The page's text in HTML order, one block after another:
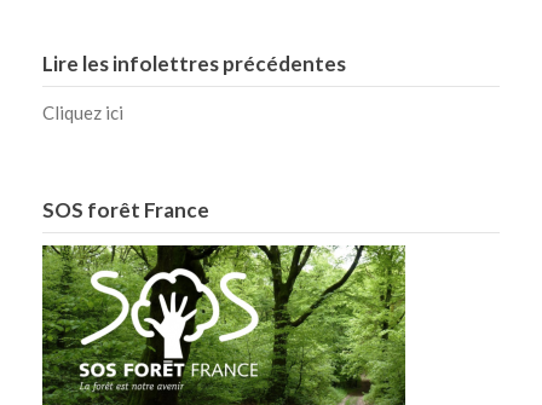
Lire les infolettres précédentes
Cliquez ici
SOS forêt France